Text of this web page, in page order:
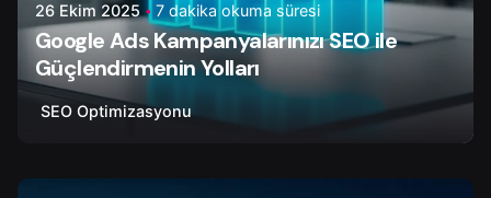
26 Ekim 2025 7 dakika okuma süresi
Google Ads Kampanyalarınızı SEO ile
Güçlendirmenin Yolları
SEO Optimizasyonu